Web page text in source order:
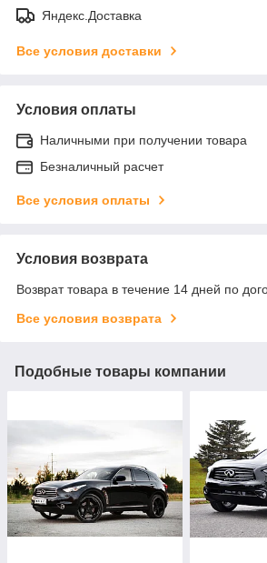
Яндекс.Доставка
Все условия доставки
Условия оплаты
Наличными при получении товара
Безналичный расчет
Все условия оплаты
Условия возврата
Возврат товара в течение 14 дней по
Все условия возврата
Подобные товары компании